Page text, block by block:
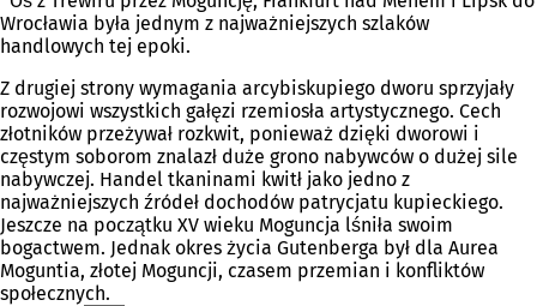
Wrocławia była jednym z najważniejszych szlaków
handlowych tej epoki.
Z drugiej strony wymagania arcybiskupiego dworu sprzyjały
rozwojowi wszystkich gałęzi rzemiosła artystycznego. Cech
złotników przeżywał rozkwit, ponieważ dzięki dworowi i
częstym soborom znalazł duże grono nabywców o dużej sile
nabywczej. Handel tkaninami kwitł jako jedno z
najważniejszych źródeł dochodów patrycjatu kupieckiego.
Jeszcze na początku XV wieku Moguncja lśniła swoim
bogactwem. Jednak okres życia Gutenberga był dla Aurea
Moguntia, złotej Moguncji, czasem przemian i konfliktów
społecznych.